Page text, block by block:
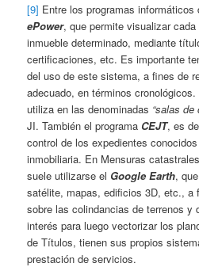
[9] Entre los programas
ePower, que permite visualizar
inmueble determinado, mediante
certificaciones, etc. Es importante
del uso de este sistema, a fines de
adecuado, en términos
utiliza en las denominadas “salas
JI. También el programa CEJT, es
control de los expedientes
inmobiliaria. En Mensuras
suele utilizarse el Google Earth,
satélite, mapas, edificios 3D, etc., a
sobre las colindancias de terrenos y
interés para luego vectorizar los
de Títulos, tienen sus propios
prestación de servicios.